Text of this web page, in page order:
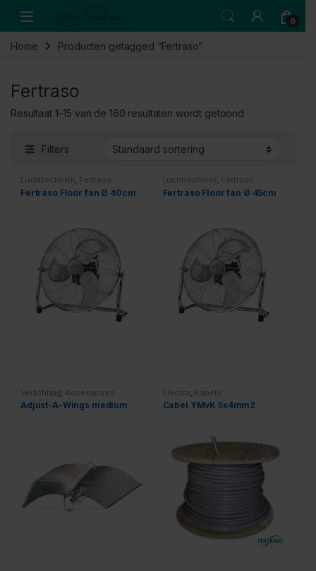
Open 0
Home Producten getagged “Fertraso”
Fertraso
Resultaat 1–15 van de 160 resultaten wordt getoond
Filters
Luchttechniek, Fertraso
Fertraso Floor fan Ø 40cm
Luchttechniek, Fertraso
Fertraso Floor fan Ø 45cm
Verlichting Accessoires
Adjust-A-Wings medium
Electro Kabels
Cabel YMvK 5x4mm2